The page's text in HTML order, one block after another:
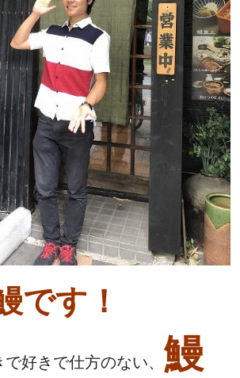
です！
好きで仕方のない、 鰻